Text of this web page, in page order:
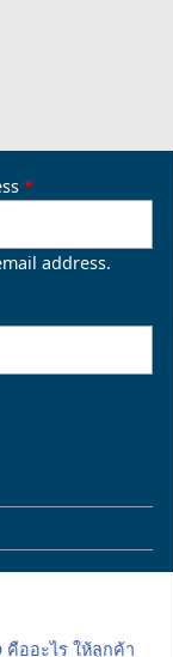
address.
คืออะไร ให้ลูกค้า